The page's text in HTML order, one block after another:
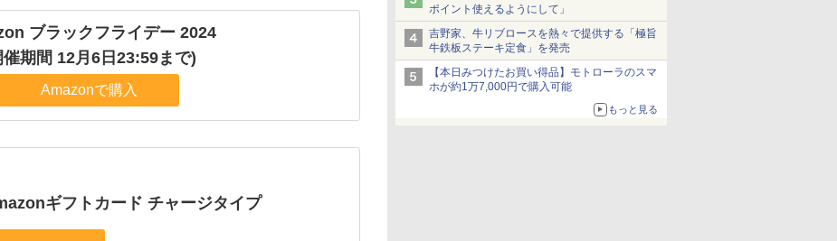
ポイント使えるようにして」
吉野家、牛リブロースを熱々で提供する「極旨
牛鉄板ステーキ定食」を発売
【本日みつけたお買い得品】モトローラのスマ
ホが約1万7,000円で購入可能
もっと見る
ブラックフライデー 2024
催期間 12月6日23:59まで)
Amazonで購入
ギフトカード チャージタイプ